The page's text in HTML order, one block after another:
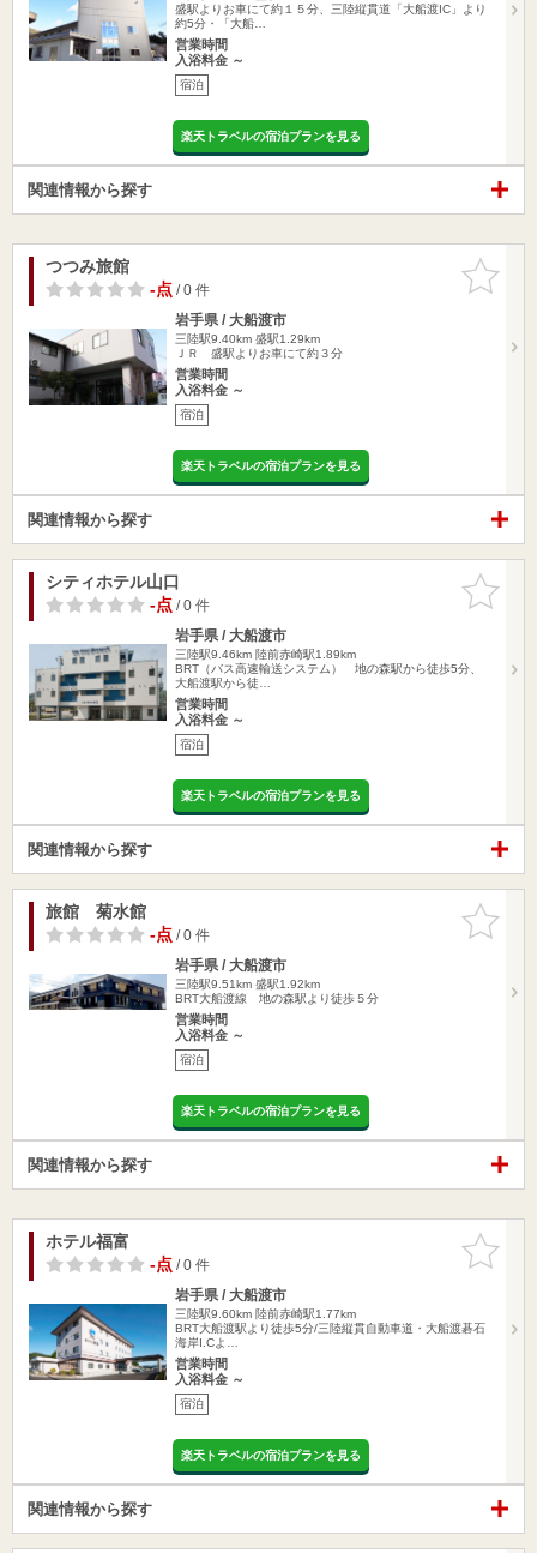
盛駅よりお車にて約１５分、三陸縦貫道「大船渡IC」より
約5分・「大船…
営業時間
入浴料金 ～
宿泊
楽天トラベルの宿泊プランを見る
関連情報から探す
お気に入
りに追加
つつみ旅館
-点/ 0 件
岩手県 / 大船渡市
三陸駅9.40km 盛駅1.29km
ＪＲ 盛駅よりお車にて約３分
営業時間
入浴料金 ～
宿泊
楽天トラベルの宿泊プランを見る
関連情報から探す
お気に入
りに追加
シティホテル山口
-点/ 0 件
岩手県 / 大船渡市
三陸駅9.46km 陸前赤崎駅1.89km
BRT（バス高速輸送システム） 地の森駅から徒歩5分、
大船渡駅から徒…
営業時間
入浴料金 ～
宿泊
楽天トラベルの宿泊プランを見る
関連情報から探す
お気に入
りに追加
旅館 菊水館
-点/ 0 件
岩手県 / 大船渡市
三陸駅9.51km 盛駅1.92km
BRT大船渡線 地の森駅より徒歩５分
営業時間
入浴料金 ～
宿泊
楽天トラベルの宿泊プランを見る
関連情報から探す
お気に入
りに追加
ホテル福富
-点/ 0 件
岩手県 / 大船渡市
三陸駅9.60km 陸前赤崎駅1.77km
BRT大船渡駅より徒歩5分/三陸縦貫自動車道・大船渡碁石
海岸I.Cよ…
営業時間
入浴料金 ～
宿泊
楽天トラベルの宿泊プランを見る
関連情報から探す